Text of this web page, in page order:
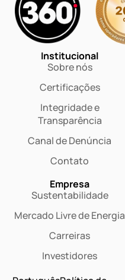
Institucional
Sobre nós
Certificações
Integridade e
Transparência
Canal de Denúncia
Contato
Empresa
Sustentabilidade
Mercado Livre de Energia
Carreiras
Investidores